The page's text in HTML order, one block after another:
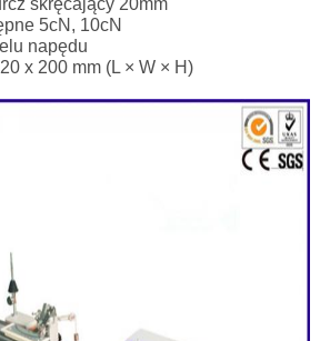
skręcający 20mm
5cN, 10cN
napędu
x 200 mm (L × W × H)